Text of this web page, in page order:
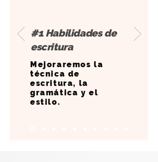
#1 Habilidades de
escritura
Mejoraremos la
técnica de
escritura, la
gramática y el
estilo.